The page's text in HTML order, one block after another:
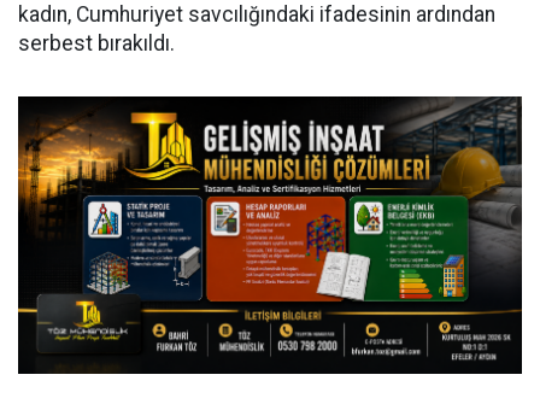
kadın, Cumhuriyet savcılığındaki ifadesinin ardından
serbest bırakıldı.